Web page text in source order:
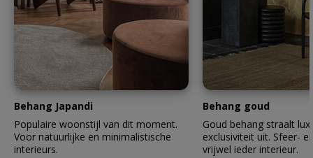
Behang Japandi
Populaire woonstijl van dit moment.
Voor natuurlijke en minimalistische
interieurs.
Behang goud
Goud behang straalt
exclusiviteit uit. Sfeer-
vrijwel ieder interieur.